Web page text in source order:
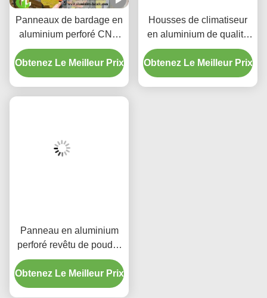
Panneaux de bardage en
aluminium perforé CNC
personnalisés avec
alliage 3003 H14/H24 et
revêtement PVDF pour
Obtenez Le Meilleur Prix
Housses de climatiseur
en aluminium de qualité
supérieure | Écrans de
protection décoratifs
Obtenez Le Meilleur Prix
Panneau en aluminium
perforé revêtu de poudre
avec couleurs RAL
personnalisées et motifs
de découpe laser pour
Obtenez Le Meilleur Prix